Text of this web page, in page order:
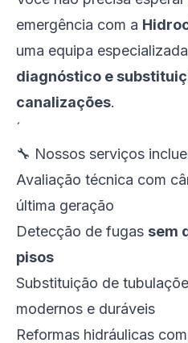
emergência com a
uma equipa
diagnóstico e
canalizações.
´
🔧 Nossos serviços
Avaliação técnica com
última geração
Detecção de fugas sem
pisos
Substituição de
modernos e duráveis
Reformas hidráulicas